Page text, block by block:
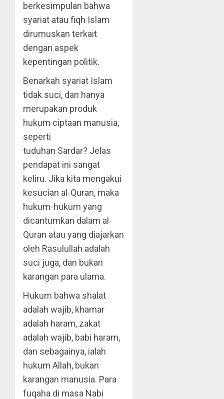
berkesimpulan bahwa
syariat atau fiqh Islam
dirumuskan terkait
dengan aspek
kepentingan politik.
Benarkah syariat Islam
tidak suci, dan hanya
merupakan produk
hukum ciptaan manusia,
seperti
tuduhan Sardar? Jelas
pendapat ini sangat
keliru. Jika kita mengakui
kesucian al-Quran, maka
hukum-hukum yang
dicantumkan dalam al-
Quran atau yang diajarkan
oleh Rasulullah adalah
suci juga, dan bukan
karangan para ulama.
Hukum bahwa shalat
adalah wajib, khamar
adalah haram, zakat
adalah wajib, babi haram,
dan sebagainya, ialah
hukum Allah, bukan
karangan manusia. Para
fuqaha di masa Nabi